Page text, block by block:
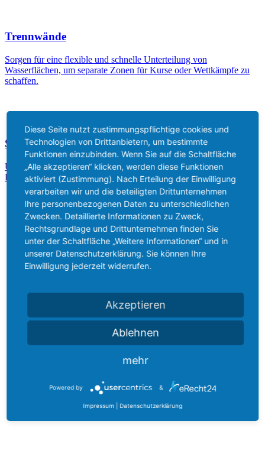
Trennwände
Sorgen für eine flexible und schnelle Unterteilung von
Wasserflächen, um separate Zonen für Kurse oder Wettkämpfe zu
schaffen.
Schwimmbadtechnik
Umfasst die komplette Beckenausstattung zur Steigerung der
Funktionalität, Sicherheit und des sportlichen Niveaus der Anlage.
Diese Seite nutzt zustimmungspflichtige cookies und
Technologien von Drittanbietern, um bestimmte
Funktionen einzubinden. Wenn Sie auf die Schaltfläche
„Alle akzeptieren“ klicken, werden diese Funktionen
aktiviert (Zustimmung). Nach Erteilung der Einwilligung
verarbeiten wir und die beteiligten Drittunternehmen
Ihre personenbezogenen Daten zu unterschiedlichen
Zwecken. Detaillierte Informationen zu Zweck,
Rechtsgrundlage und Drittunternehmen finden Sie
unter der Schaltfläche „Weitere Informationen“ und in
unserer Datenschutzerklärung. Sie können Ihre
Einwilligung jederzeit widerrufen.
Akzeptieren
Ablehnen
mehr
Powered by &
Impressum Datenschutzerklärung